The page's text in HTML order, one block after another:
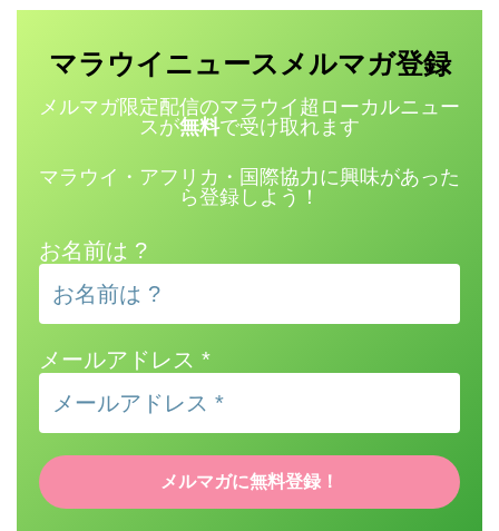
マラウイニュース メルマガ登録
メルマガ限定配信のマラウイ超ローカルニュー
スが無料で受け取れます
マラウイ・アフリカ・国際協力に興味があった
ら登録しよう！
お名前は ?
メールアドレス *